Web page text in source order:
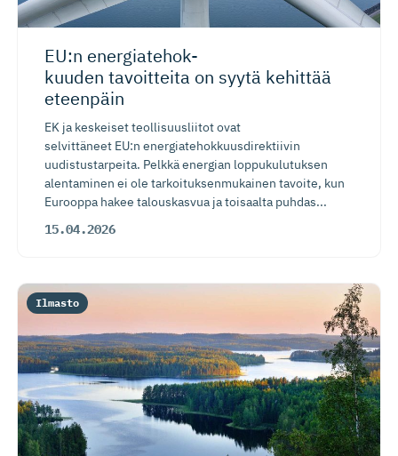
EU:n energiate­hok­
kuuden tavoitteita on syytä kehittää
eteenpäin
EK ja keskeiset teollisuusliitot ovat
selvittäneet EU:n energiatehokkuusdirektiivin
uudistustarpeita. Pelkkä energian loppukulutuksen
alentaminen ei ole tarkoituksenmukainen tavoite, kun
Eurooppa hakee talouskasvua ja toisaalta puhdas...
15.04.2026
Ilmasto